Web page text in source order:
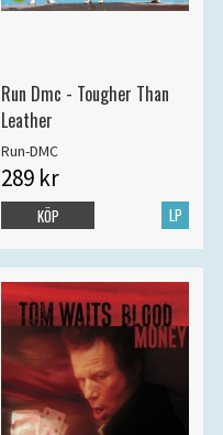
Run Dmc - Tougher Than
Leather
Run-DMC
289 kr
LP
KÖP